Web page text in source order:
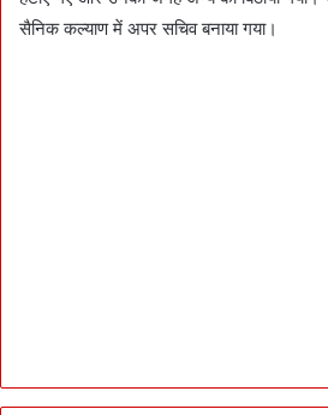
सैनिक कल्याण में अपर सचिव बनाया गया।